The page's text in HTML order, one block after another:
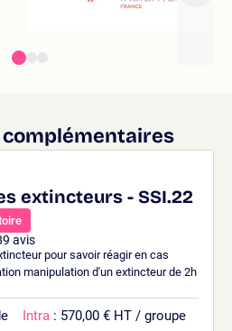
extincteurs - SSI.22
avis
pour savoir réagir en cas
manipulation d'un extincteur de 2h
Intra : 570,00 € HT / groupe